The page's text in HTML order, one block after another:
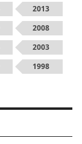
2013
2008
2003
1998